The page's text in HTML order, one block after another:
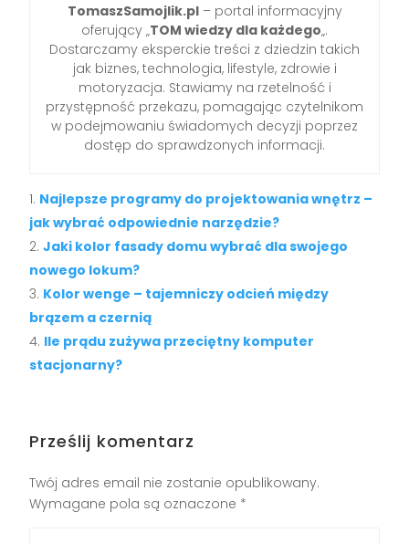
TomaszSamojlik.pl– portal informacyjny
oferujący „TOM wiedzy dla każdego„.
Dostarczamy eksperckie treści z dziedzin takich
jak biznes, technologia, lifestyle, zdrowie i
motoryzacja. Stawiamy na rzetelność i
przystępność przekazu, pomagając czytelnikom
w podejmowaniu świadomych decyzji poprzez
dostęp do sprawdzonych informacji.
Najlepsze programy do projektowania wnętrz –
jak wybrać odpowiednie narzędzie?
Jaki kolor fasady domu wybrać dla swojego
nowego lokum?
Kolor wenge – tajemniczy odcień między
brązem a czernią
Ile prądu zużywa przeciętny komputer
stacjonarny?
Prześlij komentarz
Twój adres email nie zostanie opublikowany.
Wymagane pola są oznaczone *